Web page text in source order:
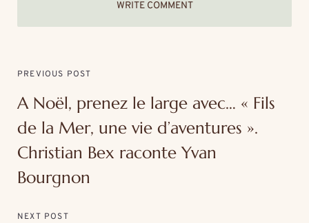
WRITE COMMENT
PREVIOUS POST
A Noël, prenez le large avec… « Fils
de la Mer, une vie d’aventures ».
Christian Bex raconte Yvan
Bourgnon
NEXT POST